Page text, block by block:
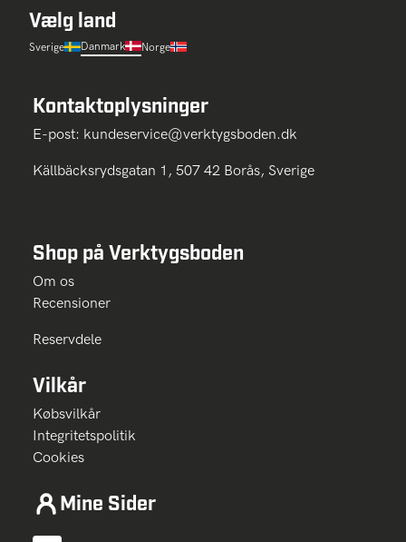
Vælg land
Sverige Danmark Norge
Kontaktoplysninger
E-post: kundeservice@verktygsboden.dk
Källbäcksrydsgatan 1, 507 42 Borås, Sverige
Shop på Verktygsboden
Om os
Recensioner
Reservdele
Vilkår
Købsvilkår
Integritetspolitik
Cookies
Mine Sider